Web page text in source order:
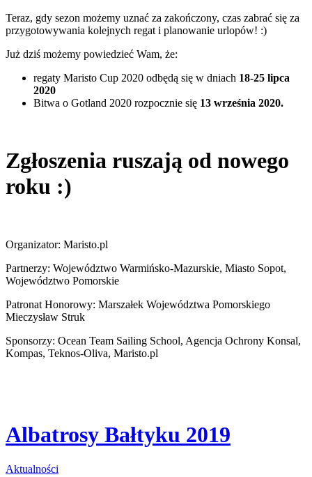
Teraz, gdy sezon możemy uznać za zakończony, czas zabrać się za
przygotowywania kolejnych regat i planowanie urlopów! :)
Już dziś możemy powiedzieć Wam, że:
regaty Maristo Cup 2020 odbędą się w dniach 18-25 lipca
2020
Bitwa o Gotland 2020 rozpocznie się 13 września 2020.
Zgłoszenia ruszają od nowego
roku :)
Organizator: Maristo.pl
Partnerzy: Województwo Warmińsko-Mazurskie, Miasto Sopot,
Województwo Pomorskie
Patronat Honorowy: Marszałek Województwa Pomorskiego
Mieczysław Struk
Sponsorzy: Ocean Team Sailing School, Agencja Ochrony Konsal,
Kompas, Teknos-Oliva, Maristo.pl
Albatrosy Bałtyku 2019
Aktualności